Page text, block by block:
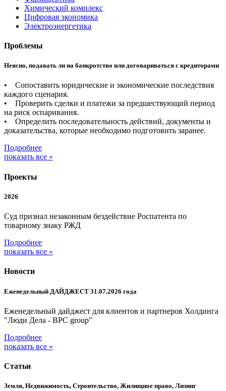
Химический комплекс
Цифровая экономика
Электроэнергетика
Проблемы
Неясно, подавать ли на банкротство или договариваться с кредиторами
• Сопоставить юридические и экономические последствия
каждого сценария.
• Проверить сделки и платежи за предшествующий период
на риск оспаривания.
• Определить последовательность действий, документы и
доказательства, которые необходимо подготовить заранее.
Подробнее
показать все »
Проекты
2026
Суд признал незаконным бездействие Роспатента по
товарному знаку РЖД
Подробнее
показать все »
Новости
Еженедельный ДАЙДЖЕСТ 31.07.2026 года
Еженедельный дайджест для клиентов и партнеров Холдинга
"Люди Дела - BPC group"
Подробнее
показать все »
Статьи
Земля, Недвижимость, Строительство, Жилищное право, Лизинг